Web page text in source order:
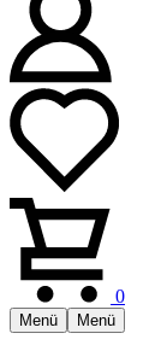
0
Menü Menü